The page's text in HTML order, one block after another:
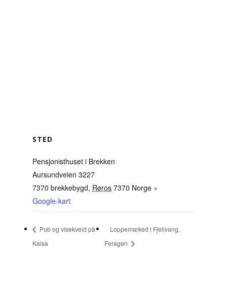
STED
Pensjonisthuset i Brekken
Aursundveien 3227
7370 brekkebygd, Røros 7370 Norge +
Google-kart
Pub og visekveld på
Kalsa
Loppemarked i Fjellvang,
Feragen